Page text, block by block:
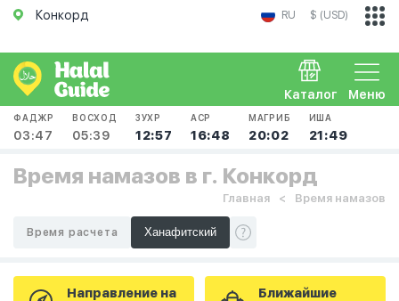
Конкорд RU $ (USD)
Меню
Каталог
ФАДЖР
03:47
ВОСХОД
05:39
ЗУХР
12:57
АСР
16:48
МАГРИБ
20:02
ИША
21:49
Время намазов в г. Конкорд
Главная Время намазов
Время расчета
Направление на
Ближайшие